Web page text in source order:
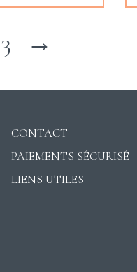
3 →
CONTACT
PAIEMENTS SÉCURISÉ
LIENS UTILES